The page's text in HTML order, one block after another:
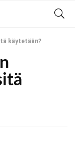
käytetään?